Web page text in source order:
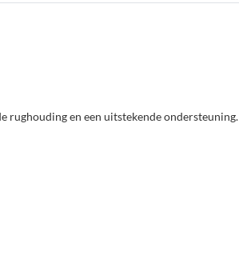
rughouding en een uitstekende ondersteuning.